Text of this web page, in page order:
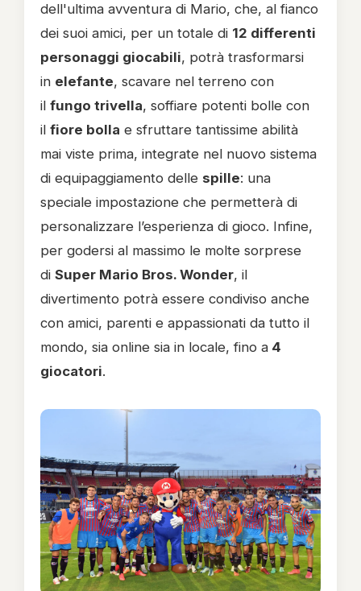
dell'ultima avventura di Mario, che, al fianco
dei suoi amici, per un totale di 12 differenti
personaggi giocabili, potrà trasformarsi
in elefante, scavare nel terreno con
il fungo trivella, soffiare potenti bolle con
il fiore bolla e sfruttare tantissime abilità
mai viste prima, integrate nel nuovo sistema
di equipaggiamento delle spille: una
speciale impostazione che permetterà di
personalizzare l’esperienza di gioco. Infine,
per godersi al massimo le molte sorprese
di Super Mario Bros. Wonder, il
divertimento potrà essere condiviso anche
con amici, parenti e appassionati da tutto il
mondo, sia online sia in locale, fino a 4
giocatori.